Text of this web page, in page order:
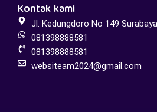
Kontak kami
Jl. Kedungdoro No 149
081398888581
081398888581
websiteam2024@gmail.com